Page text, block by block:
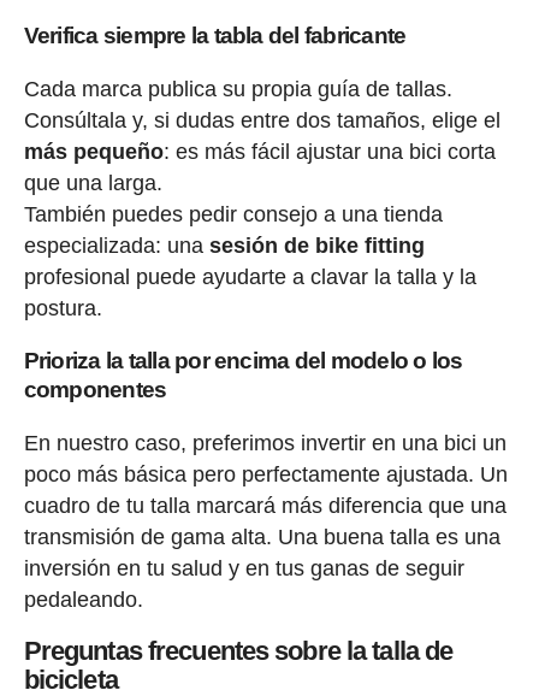
Verifica siempre la tabla del fabricante
Cada marca publica su propia guía de tallas.
Consúltala y, si dudas entre dos tamaños, elige el
más pequeño: es más fácil ajustar una bici corta
que una larga.
También puedes pedir consejo a una tienda
especializada: una sesión de bike fitting
profesional puede ayudarte a clavar la talla y la
postura.
Prioriza la talla por encima del modelo o los
componentes
En nuestro caso, preferimos invertir en una bici un
poco más básica pero perfectamente ajustada. Un
cuadro de tu talla marcará más diferencia que una
transmisión de gama alta. Una buena talla es una
inversión en tu salud y en tus ganas de seguir
pedaleando.
Preguntas frecuentes sobre la talla de
bicicleta